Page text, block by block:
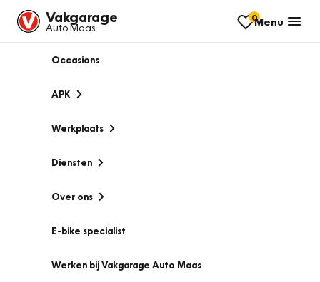
Vakgarage
Auto Maas
0Menu
Occasions
APK
Werkplaats
Diensten
Over ons
E-bike specialist
Werken bij Vakgarage Auto Maas